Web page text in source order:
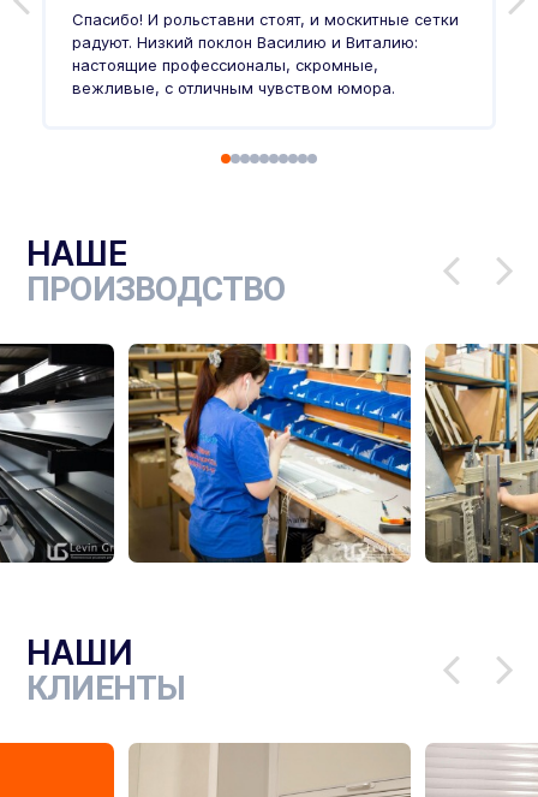
Спасибо! И рольставни стоят, и москитные сетки
радуют. Низкий поклон Василию и Виталию:
настоящие профессионалы, скромные,
вежливые, с отличным чувством юмора.
НАШЕ
ПРОИЗВОДСТВО
НАШИ
КЛИЕНТЫ